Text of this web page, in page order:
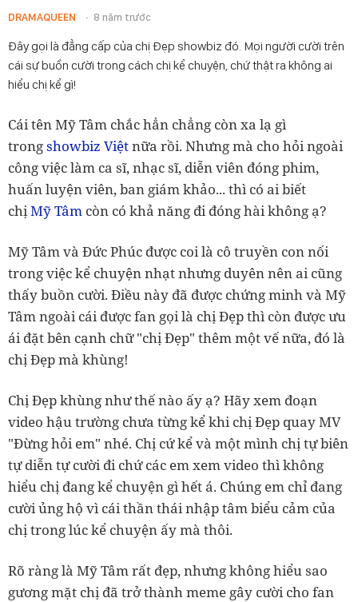
DRAMAQUEEN 8 năm trước
Đây gọi là đẳng cấp của chị Đẹp showbiz đó. Mọi người cười trên
cái sự buồn cười trong cách chị kể chuyện, chứ thật ra không ai
hiểu chị kể gì!
Cái tên Mỹ Tâm chắc hẳn chẳng còn xa lạ gì
trongshowbiz Việtnữa rồi. Nhưng mà cho hỏi ngoài
công việc làm ca sĩ, nhạc sĩ, diễn viên đóng phim,
huấn luyện viên, ban giám khảo... thì có ai biết
chịMỹ Tâm còn có khả năng đi đóng hài không ạ?
Mỹ Tâm và Đức Phúc được coi là cô truyền con nối
trong việc kể chuyện nhạt nhưng duyên nên ai cũng
thấy buồn cười. Điều này đã được chứng minh và Mỹ
Tâm ngoài cái được fan gọi là chị Đẹp thì còn được ưu
ái đặt bên cạnh chữ "chị Đẹp" thêm một vế nữa, đó là
chị Đẹp mà khùng!
Chị Đẹp khùng như thế nào ấy ạ? Hãy xem đoạn
video hậu trường chưa từng kể khi chị Đẹp quay MV
"Đừng hỏi em" nhé. Chị cứ kể và một mình chị tự biên
tự diễn tự cười đi chứ các em xem video thì không
hiểu chị đang kể chuyện gì hết á. Chúng em chỉ đang
cười ủng hộ vì cái thần thái nhập tâm biểu cảm của
chị trong lúc kể chuyện ấy mà thôi.
Rõ ràng là Mỹ Tâm rất đẹp, nhưng không hiểu sao
gương mặt chị đã trở thành meme gây cười cho fan